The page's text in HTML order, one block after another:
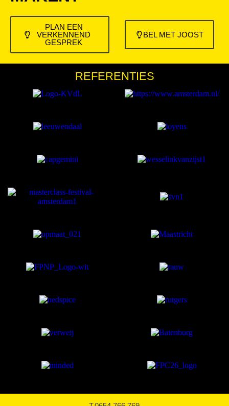
PLAN EEN
VERKENNEND
GESPREK
BEL MET JOOST
REFERENTIES